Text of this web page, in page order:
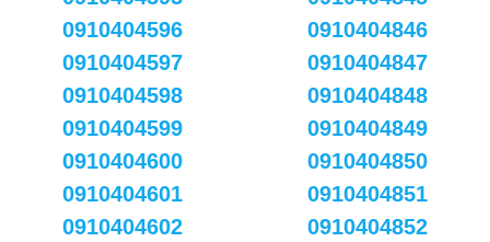
0910404596
0910404597
0910404598
0910404599
0910404600
0910404601
0910404602
0910404846
0910404847
0910404848
0910404849
0910404850
0910404851
0910404852